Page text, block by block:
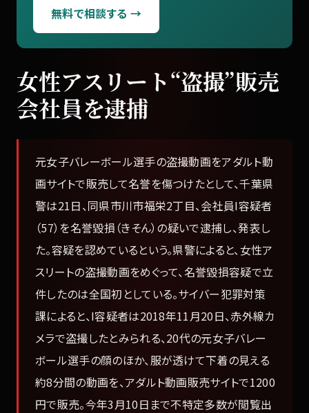
無料で相談する →
女性アスリート“盗撮”販売
会社員を逮捕
元女子バレーボール選手の盗撮動画をアダルト動
画サイトで販売して名誉を傷つけたとして、千葉県
警は21日、同県市川市福栄2丁目、会社員I容疑者
（57）を名誉毀損（きそん）の疑いで逮捕し、発表し
た。容疑を認めているという。県警によると、女性ア
スリートの盗撮動画をめぐって、名誉毀損容疑で立
件したのは全国初としている。サイバー犯罪対策
課によると、I容疑者は2018年11月20日、赤外線カ
メラで盗撮したとみられる、20代の元女子バレー
ボール選手の顔のほか、服が透けて下着の見える
約8分間の動画を、アダルト動画販売サイトで1200
円で販売。今年3月10日まで不特定多数が閲覧出